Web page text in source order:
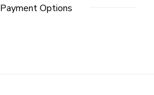
Payment Options